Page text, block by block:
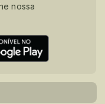
nossa